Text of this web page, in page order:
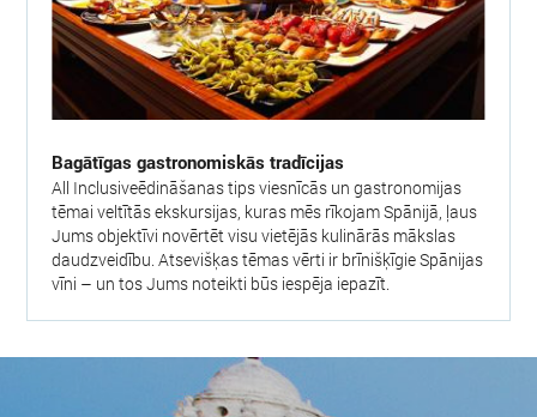
Bagātīgas gastronomiskās tradīcijas
All Inclusiveēdināšanas tips viesnīcās un gastronomijas
tēmai veltītās ekskursijas, kuras mēs rīkojam Spānijā, ļaus
Jums objektīvi novērtēt visu vietējās kulinārās mākslas
daudzveidību. Atsevišķas tēmas vērti ir brīnišķīgie Spānijas
vīni – un tos Jums noteikti būs iespēja iepazīt.